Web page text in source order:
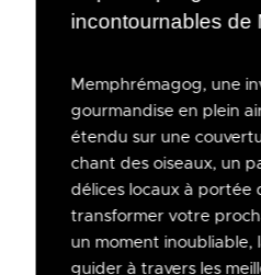
incontournables de
Memphrémagog, une
gourmandise en plein
étendu sur une
chant des oiseaux, un
délices locaux à portée
transformer votre
un moment inoubliable,
guider à travers les